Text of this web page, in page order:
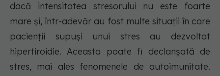
dacă intensitatea stresorului nu este foarte
mare și, într-adevăr au fost multe situații în care
pacienții supuși unui stres au dezvoltat
hipertiroidie. Aceasta poate fi declanșată de
stres, mai ales fenomenele de autoimunitate.